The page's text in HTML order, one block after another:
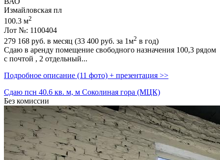
Измайловская пл
100.3 м2
Лот №: 1100404
279 168 руб. в месяц (33 400 руб. за 1м2 в год)
Сдаю в аренду помещение свободного назначения 100,­3 рядом
с почтой ,­ 2 отдельный...
Подробное описание (11 фото) + презентация >>
Сдаю псн 40.6 кв. м, м Соколиная гора (МЦК)
Без комиссии